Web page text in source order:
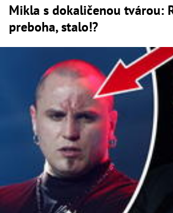
Mikla s dokaličenou tvárou:
preboha, stalo!?